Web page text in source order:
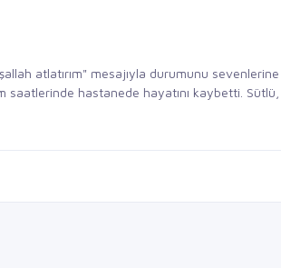
atlatırım" mesajıyla durumunu sevenlerine
hastanede hayatını kaybetti. Sütlü,